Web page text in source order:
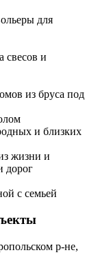
для
и
из бруса под
и близких
жизни и
дорог
с семьей
р-не,